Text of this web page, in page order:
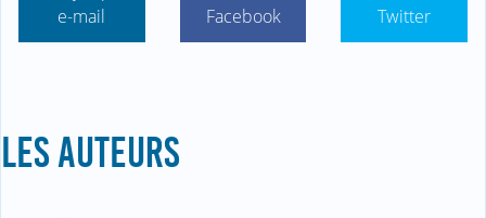
e-mail
Facebook
Twitter
LES AUTEURS